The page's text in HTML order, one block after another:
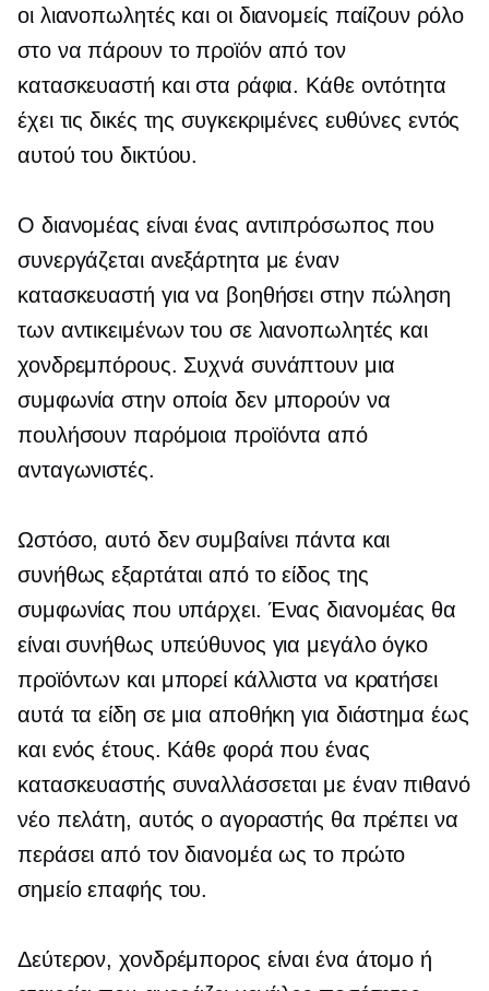
οι λιανοπωλητές και οι διανομείς παίζουν ρόλο
στο να πάρουν το προϊόν από τον
κατασκευαστή και στα ράφια. Κάθε οντότητα
έχει τις δικές της συγκεκριμένες ευθύνες εντός
αυτού του δικτύου.
Ο διανομέας είναι ένας αντιπρόσωπος που
συνεργάζεται ανεξάρτητα με έναν
κατασκευαστή για να βοηθήσει στην πώληση
των αντικειμένων του σε λιανοπωλητές και
χονδρεμπόρους. Συχνά συνάπτουν μια
συμφωνία στην οποία δεν μπορούν να
πουλήσουν παρόμοια προϊόντα από
ανταγωνιστές.
Ωστόσο, αυτό δεν συμβαίνει πάντα και
συνήθως εξαρτάται από το είδος της
συμφωνίας που υπάρχει. Ένας διανομέας θα
είναι συνήθως υπεύθυνος για μεγάλο όγκο
προϊόντων και μπορεί κάλλιστα να κρατήσει
αυτά τα είδη σε μια αποθήκη για διάστημα έως
και ενός έτους. Κάθε φορά που ένας
κατασκευαστής συναλλάσσεται με έναν πιθανό
νέο πελάτη, αυτός ο αγοραστής θα πρέπει να
περάσει από τον διανομέα ως το πρώτο
σημείο επαφής του.
Δεύτερον, χονδρέμπορος είναι ένα άτομο ή